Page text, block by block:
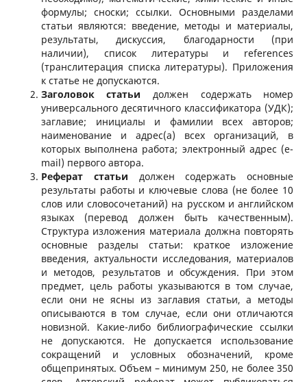
формулы; сноски; ссылки. Основными разделами
статьи являются: введение, методы и материалы,
результаты, дискуссия, благодарности (при
наличии), список литературы и references
(транслитерация списка литературы). Приложения
к статье не допускаются.
Заголовок статьи должен содержать номер
универсального десятичного классификатора (УДК);
заглавие; инициалы и фамилии всех авторов;
наименование и адрес(а) всех организаций, в
которых выполнена работа; электронный адрес (e-
mail) первого автора.
Реферат статьи должен содержать основные
результаты работы и ключевые слова (не более 10
слов или словосочетаний) на русском и английском
языках (перевод должен быть качественным).
Структура изложения материала должна повторять
основные разделы статьи: краткое изложение
введения, актуальности исследования, материалов
и методов, результатов и обсуждения. При этом
предмет, цель работы указываются в том случае,
если они не ясны из заглавия статьи, а методы
описываются в том случае, если они отличаются
новизной. Какие-либо библиографические ссылки
не допускаются. Не допускается использование
сокращений и условных обозначений, кроме
общепринятых. Объем – минимум 250, не более 350